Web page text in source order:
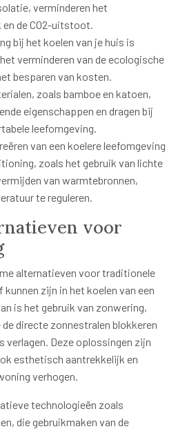
verminderen het
de CO2-uitstoot.
bij het koelen van je huis is
verminderen van de ecologische
besparen van kosten.
zoals bamboe en katoen,
eigenschappen en dragen bij
leefomgeving.
van een koelere leefomgeving
zoals het gebruik van lichte
van warmtebronnen,
te reguleren.
voor
alternatieven voor traditionele
zijn in het koelen van een
is het gebruik van zonwering,
directe zonnestralen blokkeren
verlagen. Deze oplossingen zijn
esthetisch aantrekkelijk en
verhogen.
technologieën zoals
die gebruikmaken van de